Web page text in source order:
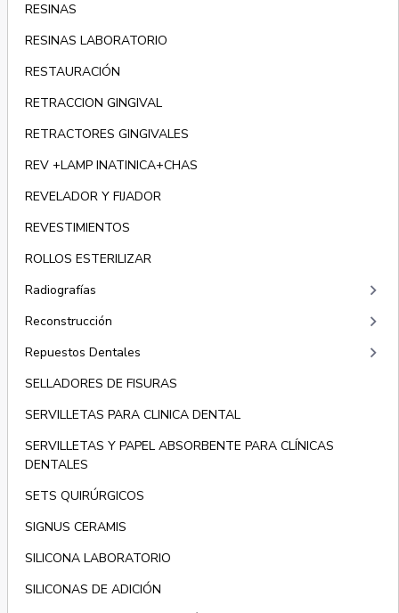
RESINAS
RESINAS LABORATORIO
RESTAURACIÓN
RETRACCION GINGIVAL
RETRACTORES GINGIVALES
REV +LAMP INATINICA+CHAS
REVELADOR Y FIJADOR
REVESTIMIENTOS
ROLLOS ESTERILIZAR
Radiografías
keyboard_arrow_right
Reconstrucción keyboard_arrow_right
Repuestos Dentales keyboard_arrow_right
SELLADORES DE FISURAS
SERVILLETAS PARA CLINICA DENTAL
SERVILLETAS Y PAPEL ABSORBENTE PARA CLÍNICAS
DENTALES
SETS QUIRÚRGICOS
SIGNUS CERAMIS
SILICONA LABORATORIO
SILICONAS DE ADICIÓN